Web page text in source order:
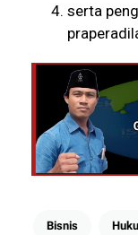
serta
Bisnis